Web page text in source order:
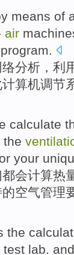
means of
air
program.
络分析 ， 利
计算机调节
calculate
the
your
都会计算热
空气管理
the
test lab. and